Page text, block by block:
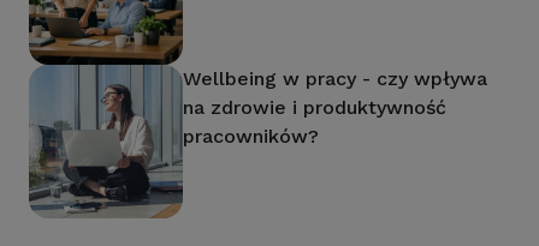
Wellbeing w pracy - czy wpływa
na zdrowie i produktywność
pracowników?